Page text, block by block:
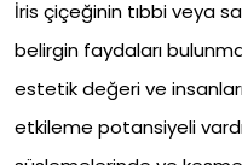
İris çiçeğinin tıbbi veya
belirgin faydaları
estetik değeri ve
etkileme potansiyeli